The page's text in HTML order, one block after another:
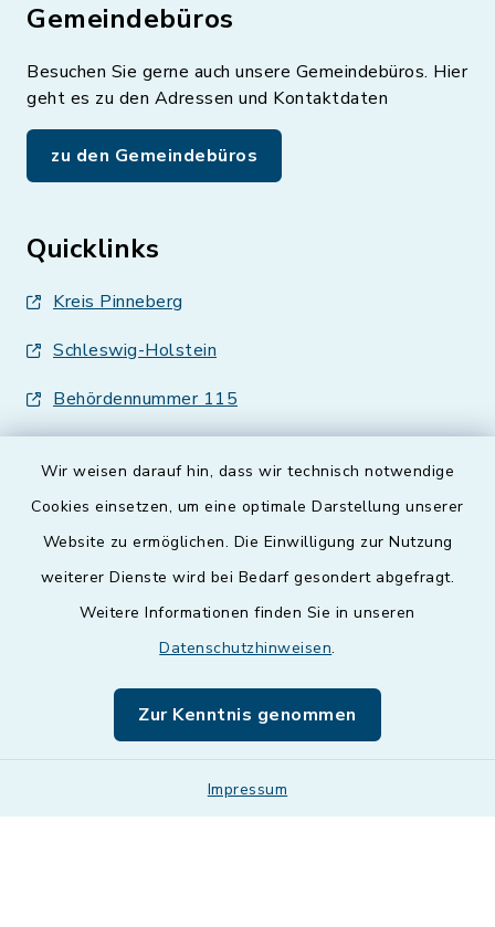
Wir weisen darauf hin, dass wir technisch notwendige
Cookies einsetzen, um eine optimale Darstellung unserer
Website zu ermöglichen. Die Einwilligung zur Nutzung
weiterer Dienste wird bei Bedarf gesondert abgefragt.
Weitere Informationen finden Sie in unseren
Datenschutzhinweisen.
Zur Kenntnis genommen
Impressum
Gemeindebüros
Besuchen Sie gerne auch unsere Gemeindebüros. Hier
geht es zu den Adressen und Kontaktdaten
zu den Gemeindebüros
Quicklinks
Kreis Pinneberg
Schleswig-Holstein
Behördennummer 115
Barrierefreiheit
Impressum
Sitemap